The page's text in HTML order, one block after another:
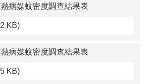
病媒蚊密度調查結果表
KB)
病媒蚊密度調查結果表
KB)